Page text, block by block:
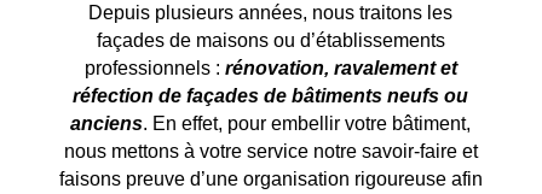
Depuis plusieurs années, nous traitons les
façades de maisons ou d’établissements
professionnels : rénovation, ravalement et
réfection de façades de bâtiments neufs ou
anciens. En effet, pour embellir votre bâtiment,
nous mettons à votre service notre savoir-faire et
faisons preuve d’une organisation rigoureuse afin